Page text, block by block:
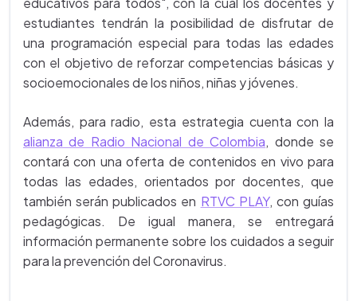
estudiantes tendrán la posibilidad de disfrutar de
una programación especial para todas las edades
con el objetivo de reforzar competencias básicas y
socioemocionales de los niños, niñas y jóvenes.
Además, para radio, esta estrategia cuenta con la
alianza de Radio Nacional de Colombia, donde se
contará con una oferta de contenidos en vivo para
todas las edades, orientados por docentes, que
también serán publicados en RTVC PLAY, con guías
pedagógicas. De igual manera, se entregará
información permanente sobre los cuidados a seguir
para la prevención del Coronavirus.